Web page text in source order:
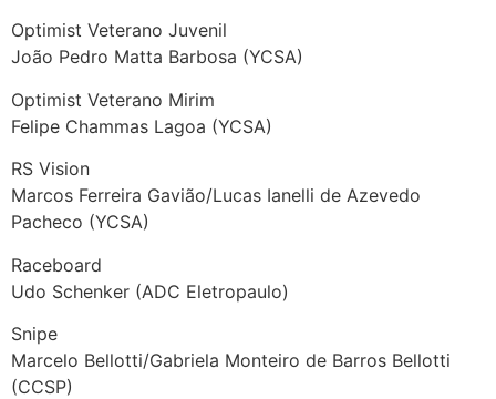
Optimist Veterano Juvenil
João Pedro Matta Barbosa (YCSA)
Optimist Veterano Mirim
Felipe Chammas Lagoa (YCSA)
RS Vision
Marcos Ferreira Gavião/Lucas Ianelli de Azevedo
Pacheco (YCSA)
Raceboard
Udo Schenker (ADC Eletropaulo)
Snipe
Marcelo Bellotti/Gabriela Monteiro de Barros Bellotti
(CCSP)